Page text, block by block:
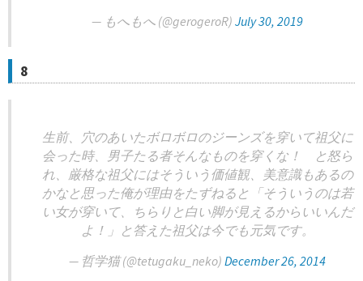
— もへもへ (@gerogeroR) July 30, 2019
8
生前、穴のあいたボロボロのジーンズを穿いて祖父に
会った時、男子たる者そんなものを穿くな！ と怒ら
れ、厳格な祖父にはそういう価値観、美意識もあるの
かなと思った俺が理由をたずねると「そういうのは若
い女が穿いて、ちらりと白い脚が見えるからいいんだ
よ！」と答えた祖父は今でも元気です。
— 哲学猫 (@tetugaku_neko) December 26, 2014